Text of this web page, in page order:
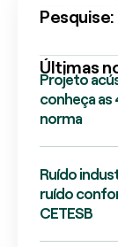
Pesquise:
Últimas
Projeto
conheça as
norma
Ruído
ruído
CETESB